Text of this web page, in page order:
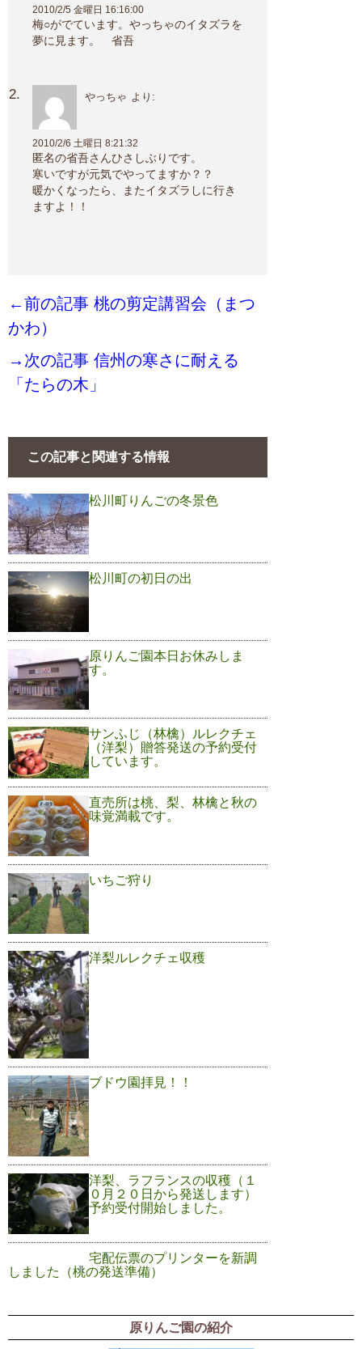
2010/2/5 金曜日 16:16:00
梅○がでています。やっちゃのイタズラを
夢に見ます。 省吾
やっちゃ より:
2010/2/6 土曜日 8:21:32
匿名の省吾さんひさしぶりです。
寒いですが元気でやってますか？？
暖かくなったら、またイタズラしに行き
ますよ！！
←前の記事 桃の剪定講習会（まつ
かわ）
→次の記事 信州の寒さに耐える
「たらの木」
この記事と関連する情報
松川町りんごの冬景色
松川町の初日の出
原りんご園本日お休みしま
す。
サンふじ（林檎）ルレクチェ
（洋梨）贈答発送の予約受付
しています。
直売所は桃、梨、林檎と秋の
味覚満載です。
いちご狩り
洋梨ルレクチェ収穫
ブドウ園拝見！！
洋梨、ラフランスの収穫（１
０月２０日から発送します）
予約受付開始しました。
宅配伝票のプリンターを新調
しました（桃の発送準備）
原りんご園の紹介